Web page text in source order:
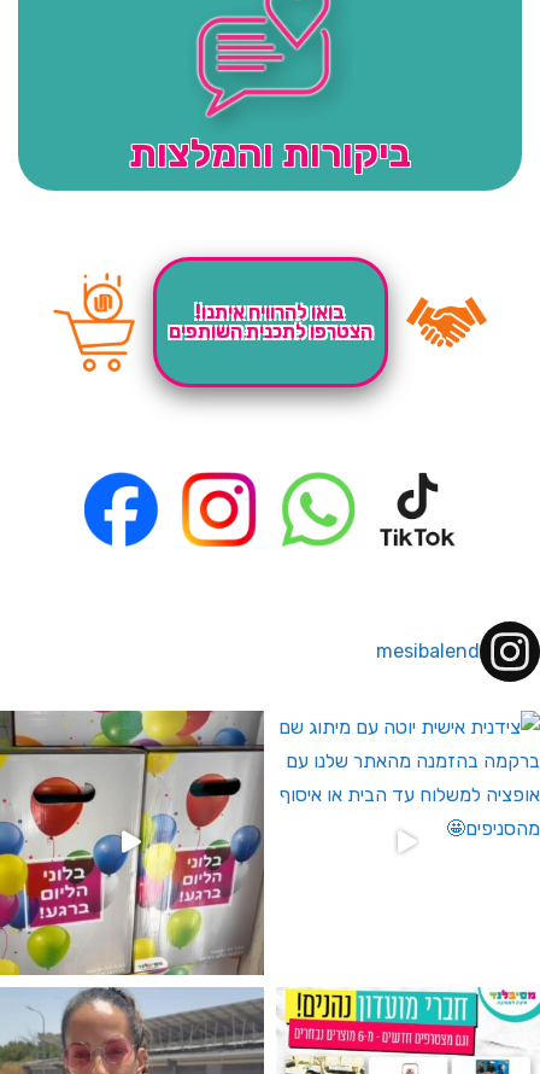
ביקורות והמלצות
בואו להרוויח איתנו!
הצטרפו לתכנית השותפים
mesibalend
לחברי מועדון ומצטרפים חדשים🤍
מין העובר רק במסיבלנד !! קיים